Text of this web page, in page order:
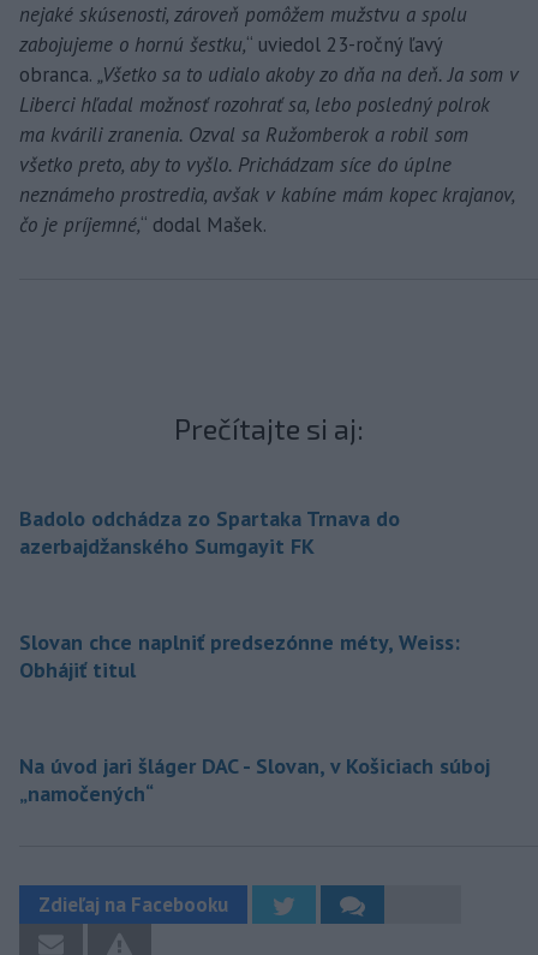
nejaké skúsenosti, zároveň pomôžem mužstvu a spolu
zabojujeme o hornú šestku,“ uviedol 23-ročný ľavý
obranca. „Všetko sa to udialo akoby zo dňa na deň. Ja som v
Liberci hľadal možnosť rozohrať sa, lebo posledný polrok
ma kvárili zranenia. Ozval sa Ružomberok a robil som
všetko preto, aby to vyšlo. Prichádzam síce do úplne
neznámeho prostredia, avšak v kabíne mám kopec krajanov,
čo je príjemné,“ dodal Mašek.
Prečítajte si aj:
Badolo odchádza zo Spartaka Trnava do
azerbajdžanského Sumgayit FK
Slovan chce naplniť predsezónne méty, Weiss:
Obhájiť titul
Na úvod jari šláger DAC - Slovan, v Košiciach súboj
„namočených“
Zdieľaj na Facebooku